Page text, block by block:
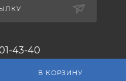
В КОРЗИНУ
43-40